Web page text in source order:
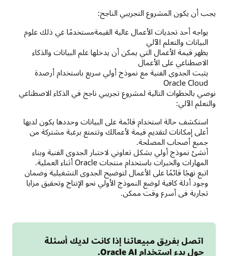
إلى
أكثر
يستهلك
البيانات
ويعدها
للعرض
التقديمي
للمستخدمين.
يجب أن يكون المشروع التجريبي الناجح:
يواجه أحد تحديات الأعمال عالية القيمةمستخدمًا غي ذلك علوم
البيانات والتعلم الآلي
يظهر قيمة الأعمال التي يمكن أن يدخلها علم البيانات والذكاء
الاصطناعي على الأعمال
يثبت الجدوى الفنية مع نموذج أولي سريع باستخدام أرصدة
Oracle Cloud
نوصي بالخطوات التالية لمشروع تجريبي ناجح في الذكاء الاصطناعي
والتعلم الآلي:
استكشف حالة استخدام قائمة على البيانات وحددها يكون لديها
أعلى إمكانات لتقديم قيمة لأعمالك وتتمتع برغبة مشتركة من
جميع أصحاب المصلحة.
أنشئ نموذج أولي بشكل تعاوني لاختبار الجدوى الفنية وبناء
المهارات والخبرات باستخدام منتجات Oracle أثناء العملية.
اتبع نهجًا قائمًا على الأعمال لتوضيح الجدوى التشغيلية وضمان
وجود أدلة كافية لوضع النموذج الأولي نحو الإنتاج وتحقيق مزايا
تجارية في أسرع وقت ممكن.
اتصل بفريق مبيعاتنا إذا كانت لديك أسئلة
حول بدء استخدام Oracle AI.